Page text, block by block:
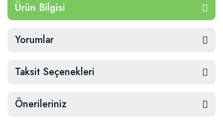
Ürün Bilgisi
Yorumlar
Taksit Seçenekleri
Önerileriniz